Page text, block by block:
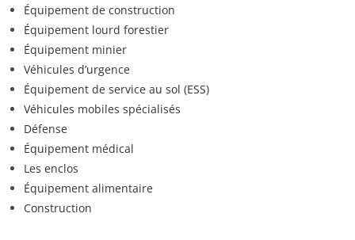
Équipement de construction
Équipement lourd forestier
Équipement minier
Véhicules d’urgence
Équipement de service au sol (ESS)
Véhicules mobiles spécialisés
Défense
Équipement médical
Les enclos
Équipement alimentaire
Construction